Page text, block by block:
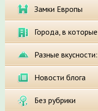
Замки Европы
Города, в
Разные
Новости блога
Без рубрики